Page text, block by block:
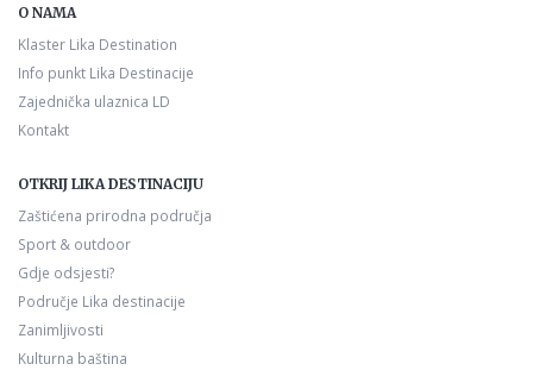
O NAMA
Klaster Lika Destination
Info punkt Lika Destinacije
Zajednička ulaznica LD
Kontakt
OTKRIJ LIKA DESTINACIJU
Zaštićena prirodna područja
Sport & outdoor
Gdje odsjesti?
Područje Lika destinacije
Zanimljivosti
Kulturna baština